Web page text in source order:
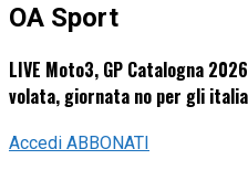
OA Sport
LIVE Moto3, GP Catalogna
volata, giornata no per gli
Accedi ABBONATI